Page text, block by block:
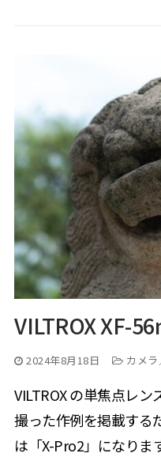
VILTROX XF-
2024年8月18日 カメ
VILTROX の単焦点レ
撮った作例を掲載する
は「X-Pro2」になり